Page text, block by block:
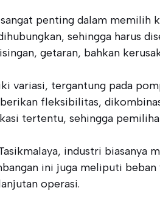
penting dalam
sehingga harus
getaran, bahkan
variasi, tergantung pada
fleksibilitas,
tertentu, sehingga
industri biasanya
ini juga meliputi
operasi.